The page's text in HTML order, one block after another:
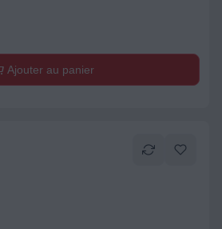
Ajouter au panier